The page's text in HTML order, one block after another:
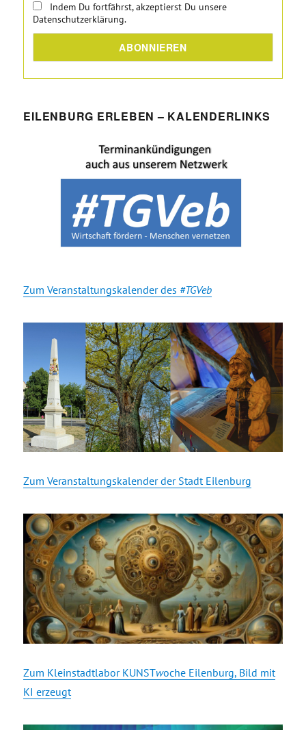
Indem Du fortfährst, akzeptierst Du unsere
Datenschutzerklärung.
EILENBURG ERLEBEN – KALENDERLINKS
Zum Veranstaltungskalender des #TGVeb
Zum Veranstaltungskalender der Stadt Eilenburg
Zum Kleinstadtlabor KUNSTwoche Eilenburg, Bild mit
KI erzeugt